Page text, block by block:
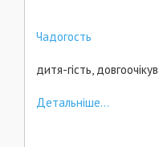
Чадогость
дитя-гість,
Детальніше...